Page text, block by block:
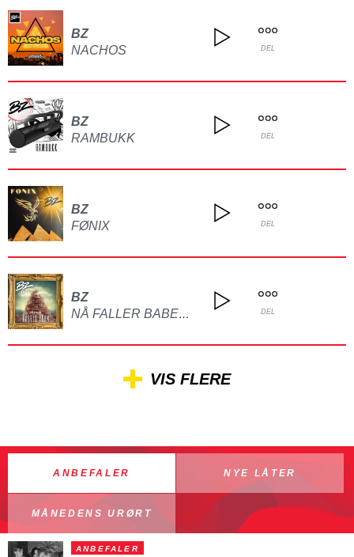
BZ
NACHOS
DEL
BZ
RAMBUKK
DEL
BZ
FØNIX
DEL
BZ
NÅ FALLER BABELS TÅRN DEL
VIS FLERE
ANBEFALER NYE LÅTER
MÅNEDENS URØRT
ANBEFALER